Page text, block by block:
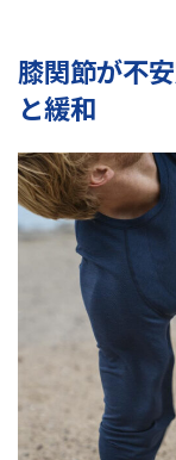
膝関節が不
と緩和